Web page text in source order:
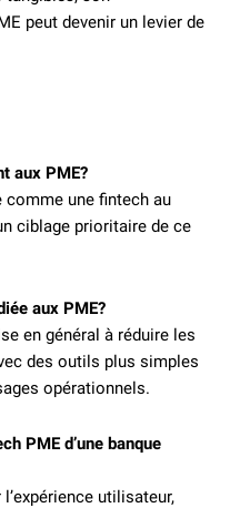
peut devenir un levier de
aux PME?
comme une fintech au
ciblage prioritaire de ce
aux PME?
en général à réduire les
des outils plus simples
opérationnels.
PME d’une banque
utilisateur,